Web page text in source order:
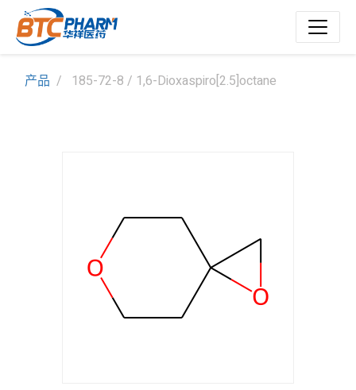
产品 185-72-8 / 1,6-Dioxaspiro[2.5]octane